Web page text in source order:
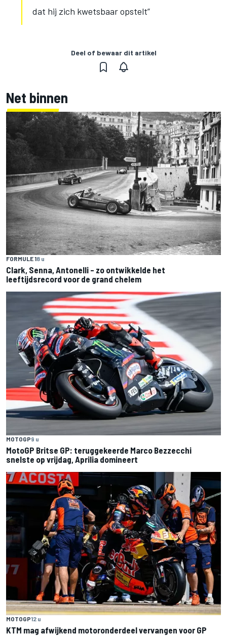
dat hij zich kwetsbaar opstelt”
Deel of bewaar dit artikel
Net binnen
FORMULE 18 u
Clark, Senna, Antonelli – zo ontwikkelde het
leeftijdsrecord voor de grand chelem
MOTOGP9 u
MotoGP Britse GP: teruggekeerde Marco Bezzecchi
snelste op vrijdag, Aprilia domineert
MOTOGP12 u
KTM mag afwijkend motoronderdeel vervangen voor GP